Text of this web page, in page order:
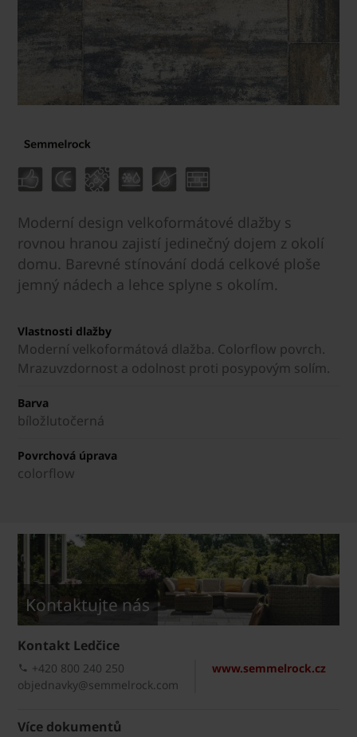
Moderní design velkoformátové dlažby s
rovnou hranou zajistí jedinečný dojem z okolí
domu. Barevné stínování dodá celkové ploše
jemný nádech a lehce splyne s okolím.
Vlastnosti dlažby
Moderní velkoformátová dlažba. Colorflow povrch.
Mrazuvzdornost a odolnost proti posypovým solím.
Barva
bíložlutočerná
Povrchová úprava
colorflow
Kontaktujte nás
Kontakt Ledčice
www.semmelrock.cz
+420 800 240 250
objednavky@semmelrock.com
Více dokumentů